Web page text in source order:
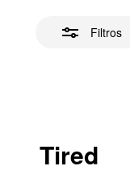
Filtros
Tired